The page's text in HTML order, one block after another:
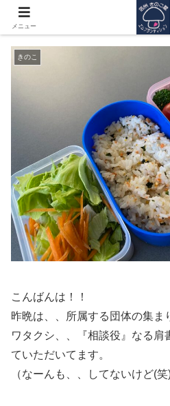
なかよく遊ぶ平和な時間
きのこ
こんばんは！！
昨晩は、、所属する団体の集ま
ワタクシ、、『相談役』なる
ていただいてます。
（なーんも、、してないけど(笑)
メニュー